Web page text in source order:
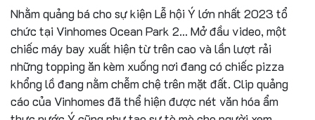
Nhằm quảng bá cho sự kiện Lễ hội Ý lớn nhất 2023 tổ
chức tại Vinhomes Ocean Park 2… Mở đầu video, một
chiếc máy bay xuất hiện từ trên cao và lần lượt rải
những topping ăn kèm xuống nơi đang có chiếc pizza
khổng lồ đang nằm chễm chệ trên mặt đất. Clip quảng
cáo của Vinhomes đã thể hiện được nét văn hóa ẩm